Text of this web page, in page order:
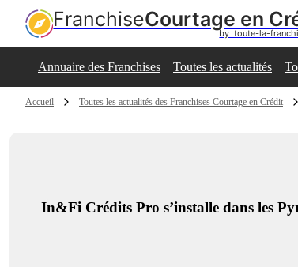
FranchiseCourtage en
by  toute-la-
Annuaire des Franchises Toutes les actualités
Accueil Toutes les actualités des Franchises Courtage en Crédit
In&Fi Crédits Pro s’installe dans les